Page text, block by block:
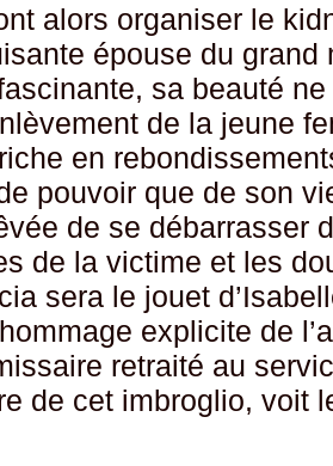
alors organiser le
épouse du
sa beauté
de la jeune
en
pouvoir que de son
de se débarrasser
de la victime et les
sera le jouet
explicite de
retraité au
de cet imbroglio, voit